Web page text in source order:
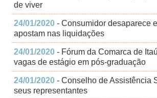
de viver
24/01/2020 - Consumidor desaparece
apostam nas liquidações
24/01/2020 - Fórum da Comarca de
vagas de estágio em pós-graduação
24/01/2020 - Conselho de Assistência
seus representantes